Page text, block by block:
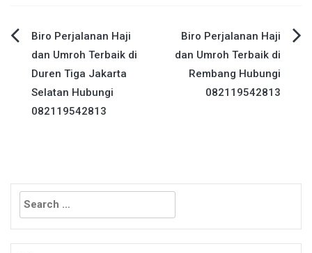
Post
navigation
Biro Perjalanan Haji
dan Umroh Terbaik di
Duren Tiga Jakarta
Selatan Hubungi
082119542813
Biro Perjalanan Haji
dan Umroh Terbaik di
Rembang Hubungi
082119542813
Search
for: